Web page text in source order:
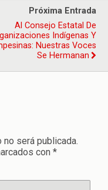
Próxima Entrada
Al Consejo Estatal De
Indígenas Y
Nuestras Voces
Se Hermanan
será publicada.
con *